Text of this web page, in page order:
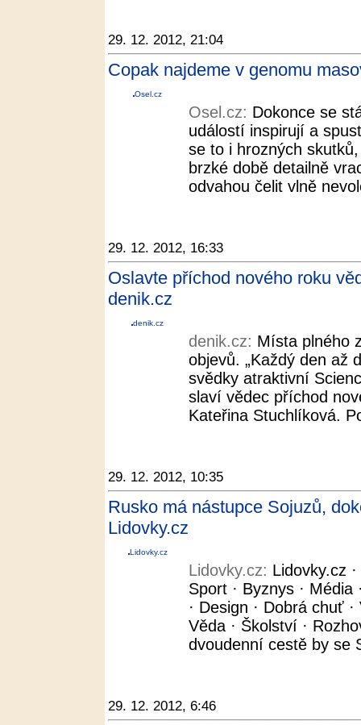
29. 12. 2012, 21:04
Copak najdeme v genomu
Osel.cz
Osel.cz: Dokonce se
událostí inspirují a
se to i hrozných
brzké době detailně
odvahou čelit vlně
29. 12. 2012, 16:33
Oslavte příchod nového roku
denik.cz
denik.cz
denik.cz: Místa plného
objevů. „Každý den až
svědky atraktivní
slaví vědec příchod
Kateřina Stuchlíková.
29. 12. 2012, 10:35
Rusko má nástupce Sojuzů,
Lidovky.cz
Lidovky.cz
Lidovky.cz: Lidovky.cz
Sport · Byznys ·
· Design · Dobrá chuť
Věda · Školství ·
dvoudenní cestě by se
29. 12. 2012, 6:46